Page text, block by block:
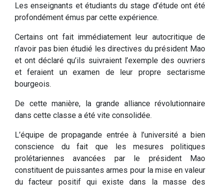
Les enseignants et étudiants du stage d’étude ont été
profondément émus par cette expérience.
Certains ont fait immédiatement leur autocritique de
n’avoir pas bien étudié les directives du président Mao
et ont déclaré qu’ils suivraient l’exemple des ouvriers
et feraient un examen de leur propre sectarisme
bourgeois.
De cette manière, la grande alliance révolutionnaire
dans cette classe a été vite consolidée.
L’équipe de propagande entrée à l’université a bien
conscience du fait que les mesures politiques
prolétariennes avancées par le président Mao
constituent de puissantes armes pour la mise en valeur
du facteur positif qui existe dans la masse des